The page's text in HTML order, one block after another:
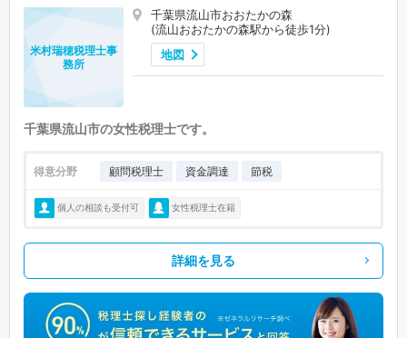
千葉県流山市おおたかの森
(流山おおたかの森駅から徒歩1分)
地図
米村瑞穂税理士事
務所
千葉県流山市の女性税理士です。
得意分野 顧問税理士 資金調達 節税
個人の相談も受付可 女性税理士在籍
詳細を見る